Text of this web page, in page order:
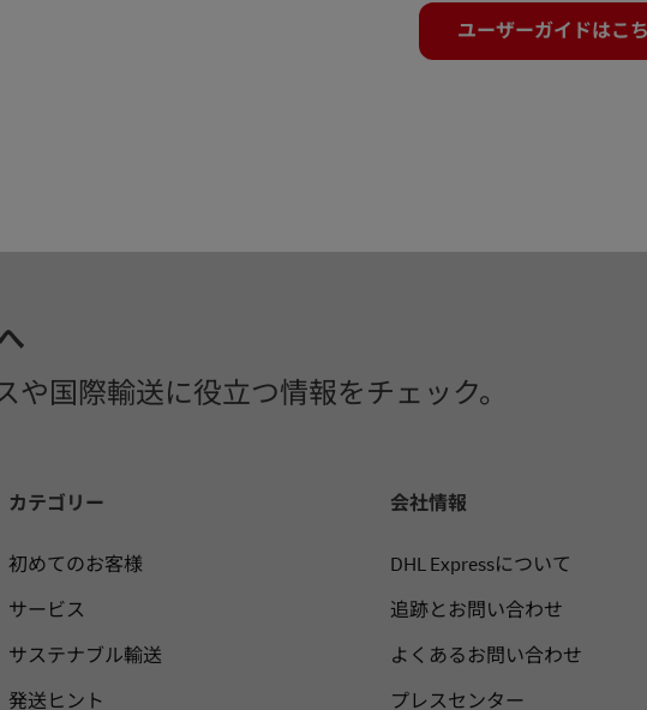
ユーザーガイドはこ
や国際輸送に役立つ情報をチェック。
カテゴリー
初めてのお客様
サービス
サステナブル輸送
発送ヒント
会社情報
DHL Expressについて
追跡とお問い合わせ
よくあるお問い合わせ
プレスセンター